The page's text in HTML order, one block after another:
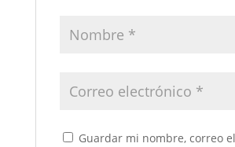
Guardar mi nombre, correo